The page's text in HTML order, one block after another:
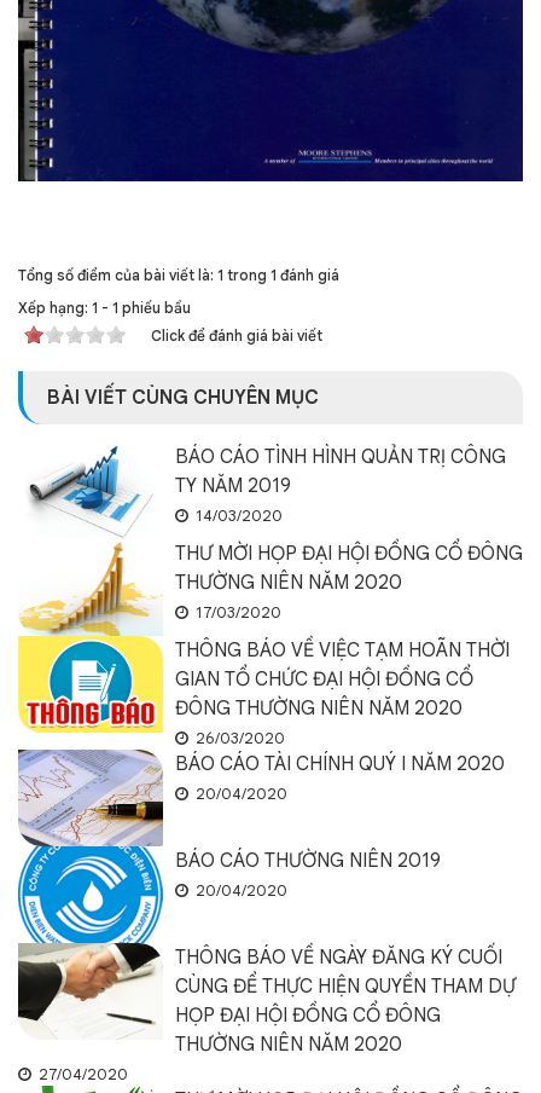
Tổng số điểm của bài viết là: 1 trong 1 đánh giá
Xếp hạng: 1 - 1 phiếu bầu
Click để đánh giá bài viết
BÀI VIẾT CÙNG CHUYÊN MỤC
BÁO CÁO TÌNH HÌNH QUẢN TRỊ CÔNG
TY NĂM 2019
14/03/2020
THƯ MỜI HỌP ĐẠI HỘI ĐỒNG CỔ ĐÔNG
THƯỜNG NIÊN NĂM 2020
17/03/2020
THÔNG BÁO VỀ VIỆC TẠM HOÃN THỜI
GIAN TỔ CHỨC ĐẠI HỘI ĐỒNG CỔ
ĐÔNG THƯỜNG NIÊN NĂM 2020
26/03/2020
BÁO CÁO TÀI CHÍNH QUÝ I NĂM 2020
20/04/2020
BÁO CÁO THƯỜNG NIÊN 2019
20/04/2020
THÔNG BÁO VỀ NGÀY ĐĂNG KÝ CUỐI
CÙNG ĐỂ THỰC HIỆN QUYỀN THAM DỰ
HỌP ĐẠI HỘI ĐỒNG CỔ ĐÔNG
THƯỜNG NIÊN NĂM 2020
27/04/2020